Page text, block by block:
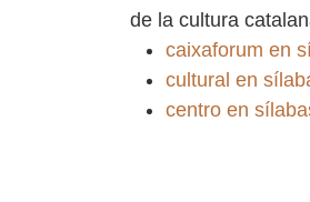
de la cultura
caixaforum en
cultural en
centro en